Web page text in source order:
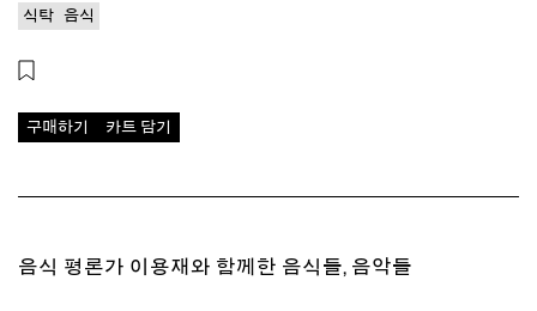
식탁 음식
카트 담기
구매하기
음식 평론가 이용재와 함께한 음식들, 음악들